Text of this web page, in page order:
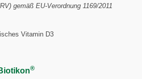
gemäß EU-Verordnung 1169/2011
Vitamin D3
®